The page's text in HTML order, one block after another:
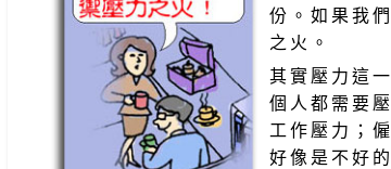
份。如果我
之火。
其實壓力這
個人都需要
工作壓力；
好像是不好